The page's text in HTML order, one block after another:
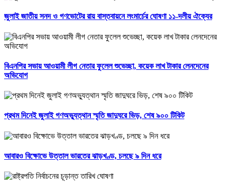
জুলাই জাতীয় সনদ ও গণভোটের রায় বাস্তবায়নে লংমার্চের ঘোষণা ১১-দলীয় ঐক্যের
বিএনপির সভায় আওয়ামী লীগ নেতার ফুলেল শুভেচ্ছা, কয়েক লাখ টাকার লেনদেনের
অভিযোগ
প্রথম দিনেই জুলাই গণঅভ্যুত্থান স্মৃতি জাদুঘরে ভিড়, শেষ ৯০০ টিকিট
আবারও বিক্ষোভে উত্তাল ভারতের ঝাড়খণ্ড, চলছে ৯ দিন ধরে